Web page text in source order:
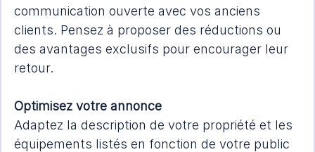
communication ouverte avec vos anciens
clients. Pensez à proposer des réductions ou
des avantages exclusifs pour encourager leur
retour.
Optimisez votre annonce
Adaptez la description de votre propriété et les
équipements listés en fonction de votre public